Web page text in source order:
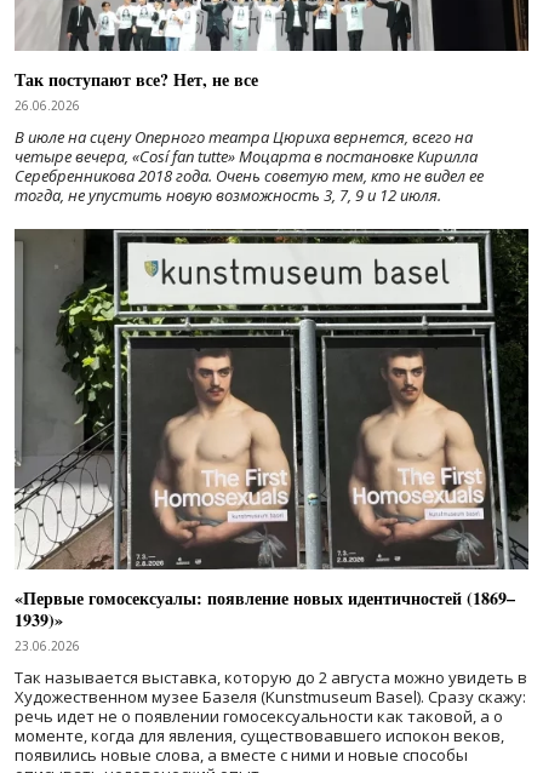
Так поступают все? Нет, не все
26.06.2026
В июле на сцену Оперного театра Цюриха вернется, всего на
четыре вечера, «Cosí fan tutte» Моцарта в постановке Кирилла
Серебренникова 2018 года. Очень советую тем, кто не видел ее
тогда, не упустить новую возможность 3, 7, 9 и 12 июля.
«Первые гомосексуалы: появление новых идентичностей (1869–
1939)»
23.06.2026
Так называется выставка, которую до 2 августа можно увидеть в
Художественном музее Базеля (Kunstmuseum Basel). Сразу скажу:
речь идет не о появлении гомосексуальности как таковой, а о
моменте, когда для явления, существовавшего испокон веков,
появились новые слова, а вместе с ними и новые способы